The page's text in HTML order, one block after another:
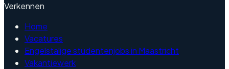
Verkennen
Home
Vacatures
Engelstalige studentenjobs in Maastricht
Vakantiewerk